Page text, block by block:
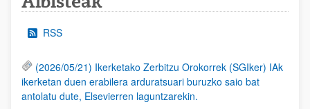
RSS
(2026/05/21) Ikerketako Zerbitzu Orokorrek (SGIker) IAk
ikerketan duen erabilera arduratsuari buruzko saio bat
antolatu dute, Elsevierren laguntzarekin.